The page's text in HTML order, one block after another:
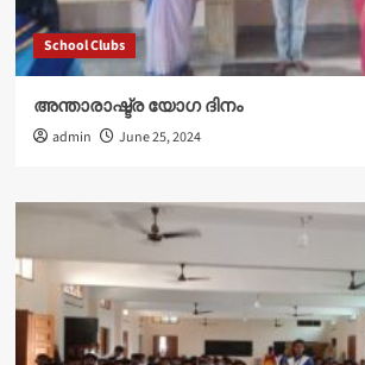
School Clubs
അന്താരാഷ്ട്ര യോഗ ദിനം
admin June 25, 2024